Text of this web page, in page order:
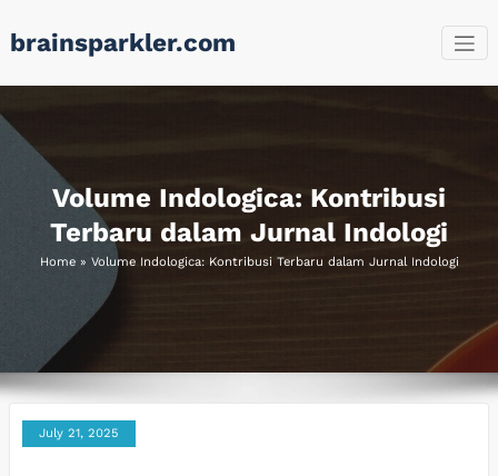
tobrainsparkler.com
Volume Indologica: Kontribusi
Terbaru dalam Jurnal Indologi
Home» Volume Indologica: Kontribusi Terbaru dalam Jurnal Indologi
July 21, 2025